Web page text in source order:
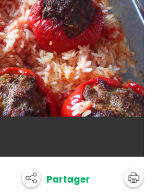
Partager